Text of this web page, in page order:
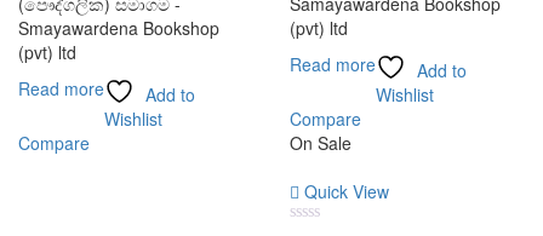
Smayawardena Bookshop
(pvt) ltd
Read more
Add to
Wishlist
Compare
(pvt) ltd
Read more
Add to
Wishlist
Compare
On Sale
Quick View